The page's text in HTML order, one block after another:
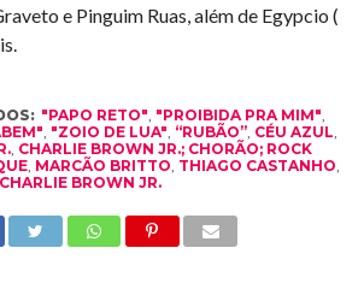
e Pinguim Ruas, além de Egypcio (
"PAPO RETO", "PROIBIDA PRA MIM",
, "ZOIO DE LUA", “RUBÃO”, CÉU AZUL,
, CHARLIE BROWN JR.; CHORÃO; ROCK
, MARCÃO BRITTO, THIAGO CASTANHO,
BROWN JR.